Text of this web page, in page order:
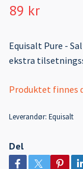
89 kr
Equisalt Pure -
ekstra
Produktet finnes
Leverandør: Equisalt
Del